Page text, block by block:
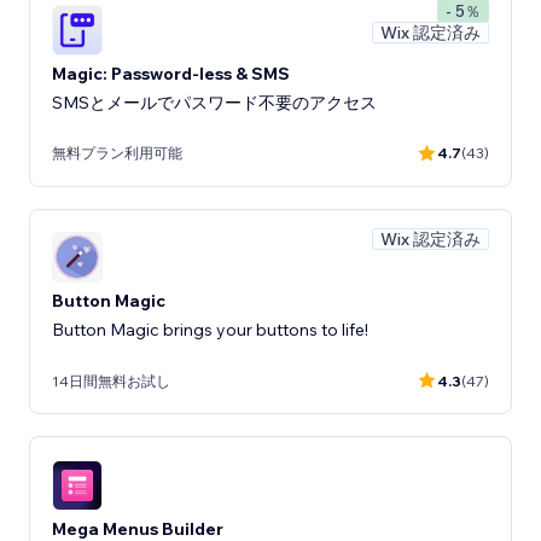
- 5％
Wix 認定済み
Magic: Password-less & SMS
SMSとメールでパスワード不要のアクセス
無料プラン利用可能 4.7(43)
Wix 認定済み
Button Magic
Button Magic brings your buttons to life!
14日間無料お試し 4.3(47)
Mega Menus Builder